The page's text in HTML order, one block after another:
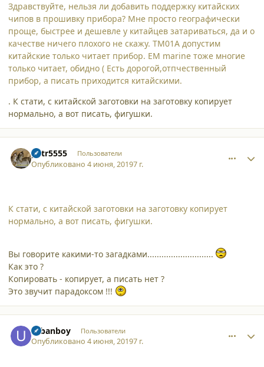
Здравствуйте, нельзя ли добавить поддержку китайских
чипов в прошивку прибора? Мне просто географически
проще, быстрее и дешевле у китайцев затариваться, да и о
качестве ничего плохого не скажу. TM01A допустим
китайские только читает прибор. EM marine тоже многие
только читает, обидно ( Есть дорогой,отпчественный
прибор, а писать приходится китайскими.
. К стати, с китайской заготовки на заготовку копирует
нормально, а вот писать, фигушки.
petr5555 Пользователи
Опубликовано4 июня, 20197 г.
К стати, с китайской заготовки на заготовку копирует
нормально, а вот писать, фигушки.
Вы говорите какими-то загадками............................
Как это ?
Копировать - копирует, а писать нет ?
Это звучит парадоксом !!!
urbanboy Пользователи
Опубликовано4 июня, 20197 г.